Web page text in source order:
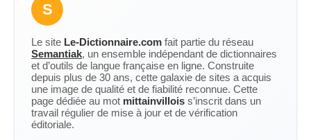
S
Le site Le-Dictionnaire.com fait partie du réseau
Semantiak, un ensemble indépendant de dictionnaires
et d’outils de langue française en ligne. Construite
depuis plus de 30 ans, cette galaxie de sites a acquis
une image de qualité et de fiabilité reconnue. Cette
page dédiée au mot mittainvillois s’inscrit dans un
travail régulier de mise à jour et de vérification
éditoriale.